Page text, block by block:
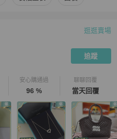
逛逛賣場
追蹤
安心購通過
96 %
聊聊回覆
當天回覆